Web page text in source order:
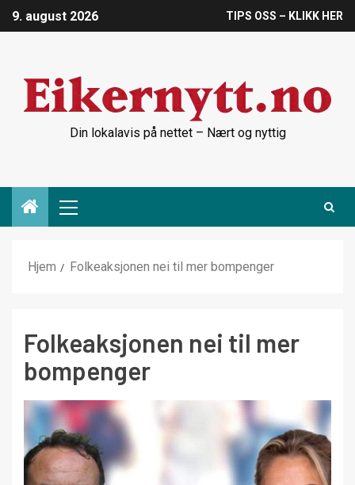
9. august 2026 TIPS OSS – KLIKK HER
Din lokalavis på nettet – Nært og nyttig
Hjem Folkeaksjonen nei til mer bompenger
Folkeaksjonen nei til mer
bompenger